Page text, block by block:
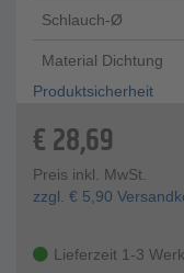
Schlauch-Ø
Material Dichtung
Produktsicherheit
€28,69
Preis inkl. MwSt.
zzgl. € 5,90
Lieferzeit 1-3